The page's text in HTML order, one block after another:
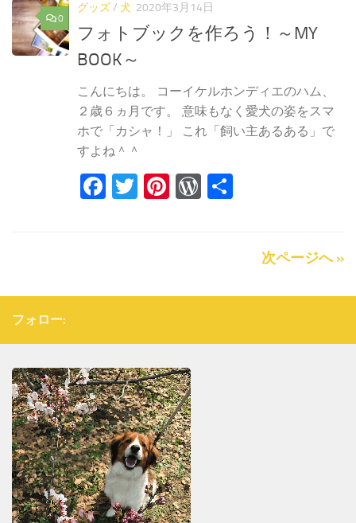
0
グッズ/ 犬 2020年3月14日
フォトブックを作ろう！～MY
BOOK～
こんにちは。 コーイケルホンディエのハム、
２歳６ヵ月です。 意味もなく愛犬の姿をスマ
ホで「カシャ！」 これ「飼い主あるある」で
すよね＾＾
Facebook
Twitter
Pinterest
WordPress
次ページへ »
フォロー: